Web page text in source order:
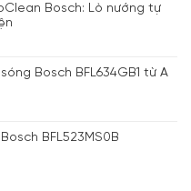
Bosch: Lò nướng tự
Bosch BFL634GB1 từ A
BFL523MS0B